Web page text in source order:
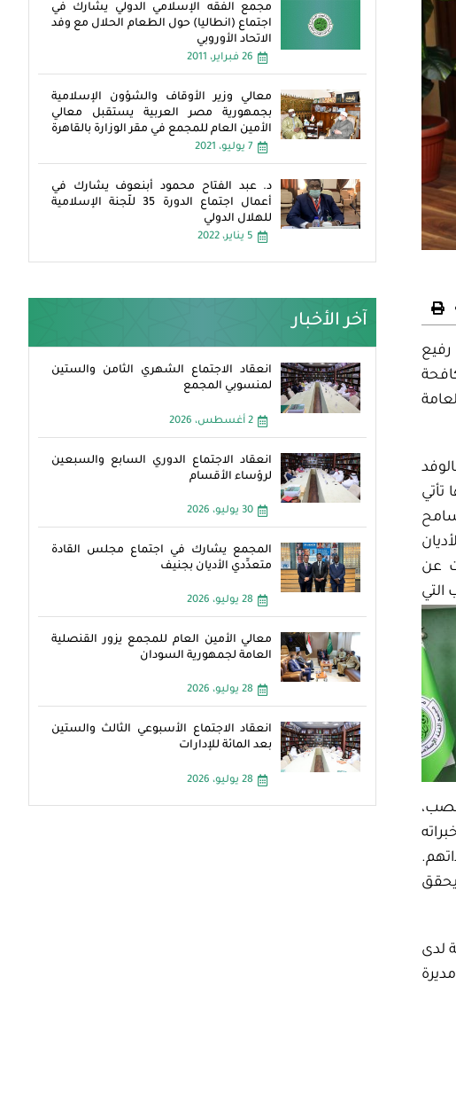
بمقر الأمانة العامة
تأتي
عن
لدى
مجمع الفقه الإسلامي الدولي يشارك في
اجتماع (انطاليا) حول الطعام الحلال مع وفد
الاتحاد الأوروبي
26 فبراير، 2011
معالي وزير الأوقاف والشؤون الإسلامية
بجمهورية مصر العربية يستقبل معالي
الأمين العام للمجمع في مقر الوزارة بالقاهرة
7 يوليو، 2021
د. عبد الفتاح محمود أبنعوف يشارك في
أعمال اجتماع الدورة 35 للّجنة الإسلامية
للهلال الدولي
5 يناير، 2022
آخر الأخبار
انعقاد الاجتماع الشهري الثامن والستين
لمنسوبي المجمع
2 أغسطس، 2026
انعقاد الاجتماع الدوري السابع والسبعين
لرؤساء الأقسام
30 يوليو، 2026
المجمع يشارك في اجتماع مجلس القادة
متعدِّدي الأديان بجنيف
28 يوليو، 2026
معالي الأمين العام للمجمع يزور القنصلية
العامة لجمهورية السودان
28 يوليو، 2026
انعقاد الاجتماع الأسبوعي الثالث والستين
بعد المائة للإدارات
28 يوليو، 2026